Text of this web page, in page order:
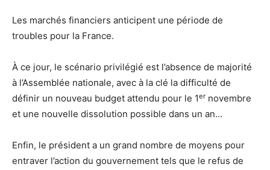
Les marchés financiers anticipent une période de
troubles pour la France.
À ce jour, le scénario privilégié est l’absence de majorité
à l’Assemblée nationale, avec à la clé la difficulté de
définir un nouveau budget attendu pour le 1er novembre
et une nouvelle dissolution possible dans un an…
Enfin, le président a un grand nombre de moyens pour
entraver l’action du gouvernement tels que le refus de